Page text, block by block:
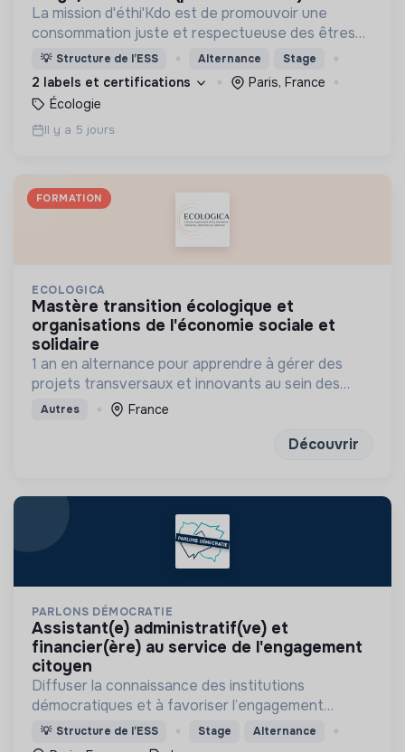
La mission d'éthi'Kdo est de promouvoir une
consommation juste et respectueuse des êtres
vivants et de la planète
💡 Structure de l’ESS Alternance Stage
2 labels et certifications
Paris, France
Écologie
Il y a 5 jours
FORMATION
ECOLOGICA
mastère transition écologique et
organisations de l'économie sociale et
solidaire
1 an en alternance pour apprendre à gérer des
projets transversaux et innovants au sein des
organisations de l’ESS
Autres France
Découvrir
PARLONS DÉMOCRATIE
assistant(e) administratif(ve) et
financier(ère) au service de l'engagement
citoyen
Diffuser la connaissance des institutions
démocratiques et à favoriser l’engagement
civique des jeunes
💡 Structure de l’ESS Stage Alternance